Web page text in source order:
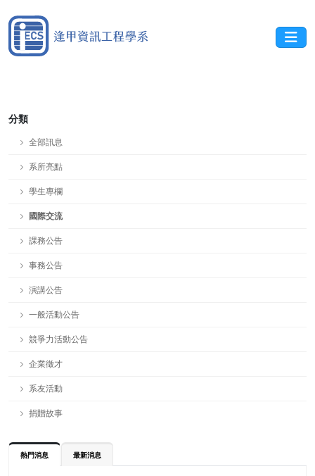
分類
全部訊息
系所亮點
學生專欄
國際交流
課務公告
事務公告
演講公告
一般活動公告
競爭力活動公告
企業徵才
系友活動
捐贈故事
熱門消息 最新消息